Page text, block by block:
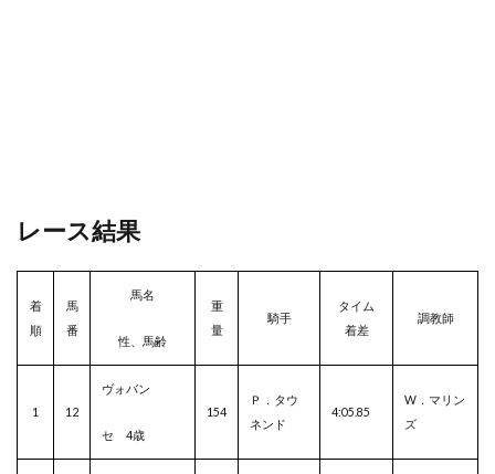
レース結果
着
順
馬
番
馬名
性、馬齢
重
量
騎手
タイム
着差
調教師
1 12
ヴォバン
セ 4歳
154
Ｐ．タウ
ネンド
4:05.85
W．マリン
ズ